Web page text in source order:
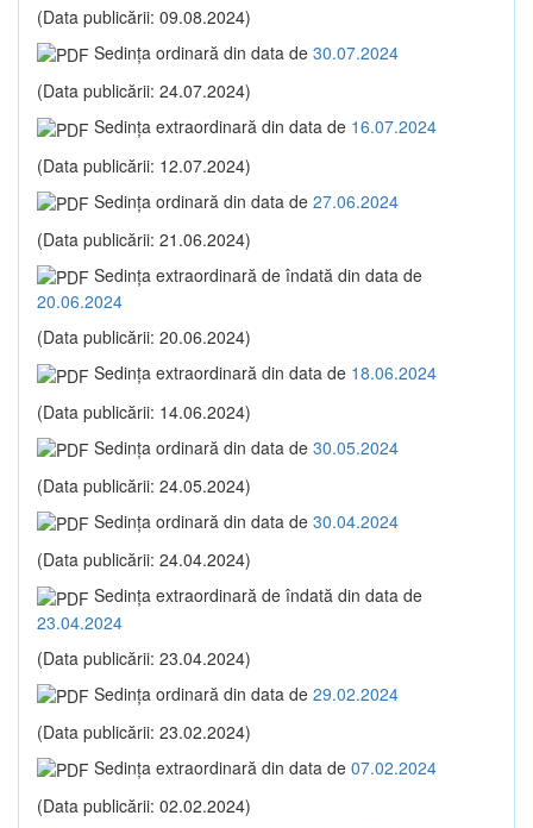
(Data publicării: 09.08.2024)
Sedinţa ordinară din data de 30.07.2024
(Data publicării: 24.07.2024)
Sedinţa extraordinară din data de 16.07.2024
(Data publicării: 12.07.2024)
Sedinţa ordinară din data de 27.06.2024
(Data publicării: 21.06.2024)
Sedinţa extraordinară de îndată din data de
20.06.2024
(Data publicării: 20.06.2024)
Sedinţa extraordinară din data de 18.06.2024
(Data publicării: 14.06.2024)
Sedinţa ordinară din data de 30.05.2024
(Data publicării: 24.05.2024)
Sedinţa ordinară din data de 30.04.2024
(Data publicării: 24.04.2024)
Sedinţa extraordinară de îndată din data de
23.04.2024
(Data publicării: 23.04.2024)
Sedinţa ordinară din data de 29.02.2024
(Data publicării: 23.02.2024)
Sedinţa extraordinară din data de 07.02.2024
(Data publicării: 02.02.2024)